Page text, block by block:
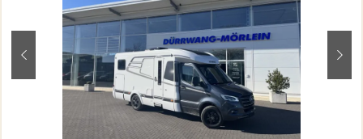
zurück